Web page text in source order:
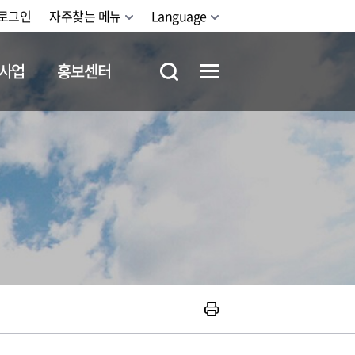
그인 자주찾는 메뉴 Language
업 홍보센터